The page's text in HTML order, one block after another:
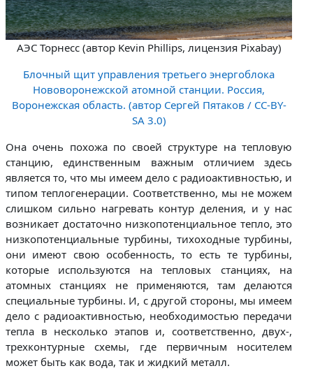
АЭС Торнесс (автор Kevin Phillips, лицензия Pixabay)
Блочный щит управления третьего энергоблока
Нововоронежской атомной станции. Россия,
Воронежская область. (автор Сергей Пятаков / CC-BY-
SA 3.0)
Она очень похожа по своей структуре на тепловую
станцию, единственным важным отличием здесь
является то, что мы имеем дело с радиоактивностью, и
типом теплогенерации. Соответственно, мы не можем
слишком сильно нагревать контур деления, и у нас
возникает достаточно низкопотенциальное тепло, это
низкопотенциальные турбины, тихоходные турбины,
они имеют свою особенность, то есть те турбины,
которые используются на тепловых станциях, на
атомных станциях не применяются, там делаются
специальные турбины. И, с другой стороны, мы имеем
дело с радиоактивностью, необходимостью передачи
тепла в несколько этапов и, соответственно, двух-,
трехконтурные схемы, где первичным носителем
может быть как вода, так и жидкий металл.